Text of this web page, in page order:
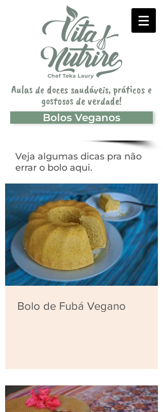
Aulas de doces saudáveis, práticos e
gostosos de verdade!
Bolos Veganos
Veja algumas dicas pra não
errar o bolo aqui.
Bolo de Fubá Vegano